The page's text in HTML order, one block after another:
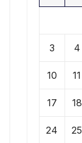
3 4
10 11
17 18
24 25